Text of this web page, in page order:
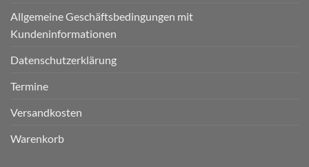
Allgemeine Geschäftsbedingungen mit
Kundeninformationen
Datenschutzerklärung
Termine
Versandkosten
Warenkorb